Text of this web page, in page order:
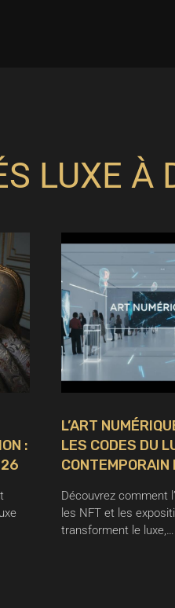
LUXE À
:
L’ART
LES CODES DU
Découvrez comment
les NFT et les
transforment le luxe,…